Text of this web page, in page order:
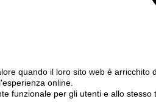
quando il loro sito web è arricchito
online.
funzionale per gli utenti e allo stesso